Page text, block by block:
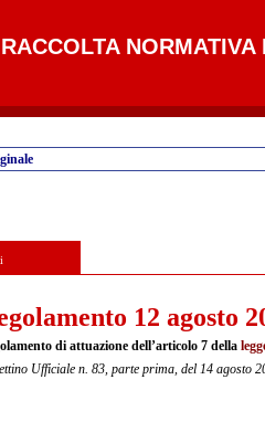
RACCOLTA
12 agosto
di attuazione dell’articolo 7 della
Ufficiale n. 83, parte prima, del 14 agosto